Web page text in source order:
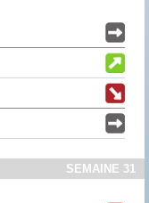
SEMAINE 31